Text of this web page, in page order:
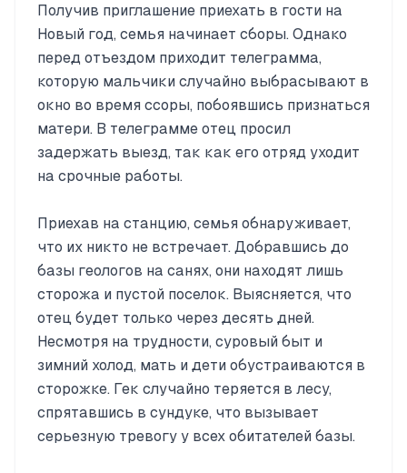
Получив приглашение приехать в гости на
Новый год, семья начинает сборы. Однако
перед отъездом приходит телеграмма,
которую мальчики случайно выбрасывают в
окно во время ссоры, побоявшись признаться
матери. В телеграмме отец просил
задержать выезд, так как его отряд уходит
на срочные работы.
Приехав на станцию, семья обнаруживает,
что их никто не встречает. Добравшись до
базы геологов на санях, они находят лишь
сторожа и пустой поселок. Выясняется, что
отец будет только через десять дней.
Несмотря на трудности, суровый быт и
зимний холод, мать и дети обустраиваются в
сторожке. Гек случайно теряется в лесу,
спрятавшись в сундуке, что вызывает
серьезную тревогу у всех обитателей базы.